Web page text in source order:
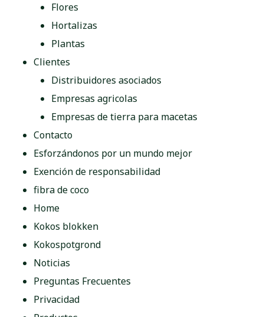
Flores
Hortalizas
Plantas
Clientes
Distribuidores asociados
Empresas agricolas
Empresas de tierra para macetas
Contacto
Esforzándonos por un mundo mejor
Exención de responsabilidad
fibra de coco
Home
Kokos blokken
Kokospotgrond
Noticias
Preguntas Frecuentes
Privacidad